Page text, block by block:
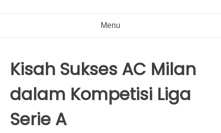
Menu
Kisah Sukses AC Milan
dalam Kompetisi Liga
Serie A